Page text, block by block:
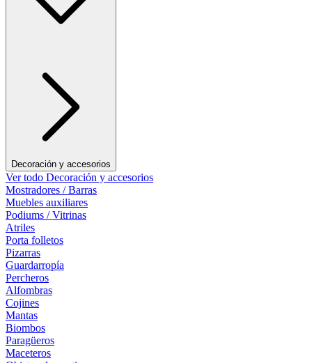
Decoración y accesorios
Ver todo Decoración y accesorios
Mostradores / Barras
Muebles auxiliares
Podiums / Vitrinas
Atriles
Porta folletos
Pizarras
Guardarropía
Percheros
Alfombras
Cojines
Mantas
Biombos
Paragüeros
Maceteros